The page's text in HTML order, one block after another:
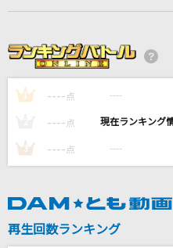
SunSet Swish
[生音]アイノカタチ
名前のない怪物
EGOIST
[生音]チェリー
スピッツ
1 ---- 点 ----
---- 点 ----
3 ---- 点 ----
再生回数ランキング